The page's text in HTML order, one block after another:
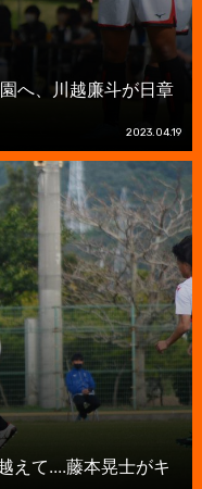
へ、川越廉斗が日章
2023.04.19
えて....藤本晃士がキ